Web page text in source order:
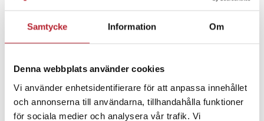
Samtycke Information Om
Denna webbplats använder cookies
Vi använder enhetsidentifierare för att anpassa innehållet
och annonserna till användarna, tillhandahålla funktioner
för sociala medier och analysera vår trafik. Vi
Med det medföljande vattentäta fodralet kan kameran användas
ner till 30 meters djup. Det gör den lämplig för vattenaktiviteter
Stöd för MicroSD-kort upp till 32 GB ger lagringsmöjlighet för
både video och bilder. Det uppladdningsbara batteriet på 900
mAh ger praktisk användning under inspelning.
Actionkameror Actionkameror & tillbehör
Fritid & Leksaker